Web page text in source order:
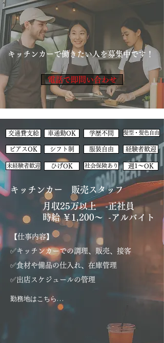
電話で即問い合わせ
キッチンカーで働きたい人を募集中です！
交通費支給 車通勤OK 学歴不問 髪型・髪色自由
ピアスOK シフト制 服装自由 経験者歓迎
未経験者歓迎 ひげOK 社会保険あり 週1～OK
​キッチンカー 販売スタッフ
月収25万以上 -正社員
時給 ￥1,200～ -アルバイト
勤務地はこちら
▶ZOZOアリーナ
【仕事内容】
✅キッチンカーでの調理、販売、接客
✅食材や備品の仕入れ、在庫管理
✅出店スケジュールの管理